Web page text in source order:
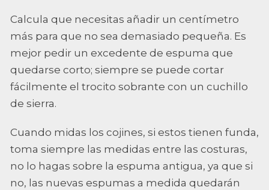
Calcula que necesitas añadir un centímetro
más para que no sea demasiado pequeña. Es
mejor pedir un excedente de espuma que
quedarse corto; siempre se puede cortar
fácilmente el trocito sobrante con un cuchillo
de sierra.
Cuando midas los cojines, si estos tienen funda,
toma siempre las medidas entre las costuras,
no lo hagas sobre la espuma antigua, ya que si
no, las nuevas espumas a medida quedarán